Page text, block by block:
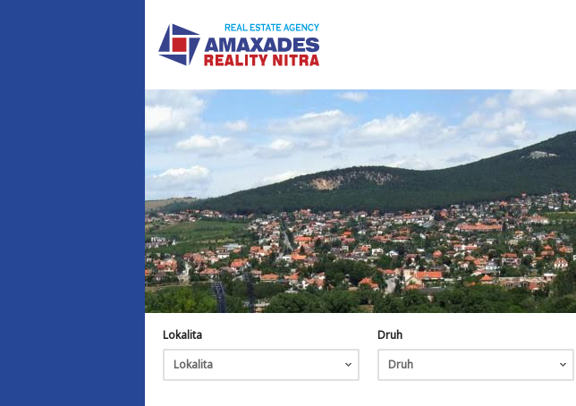
Lokalita
Lokalita
Druh
Druh